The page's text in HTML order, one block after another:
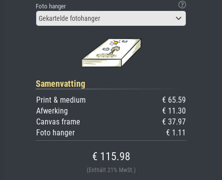
Foto hanger
Gekartelde fotohanger
Samenvatting
Print & medium
€ 65.59
Afwerking
€ 11.30
Canvas frame
€ 37.97
Foto hanger
€ 1.11
€ 115.98
(Enthält 21% MwSt.)